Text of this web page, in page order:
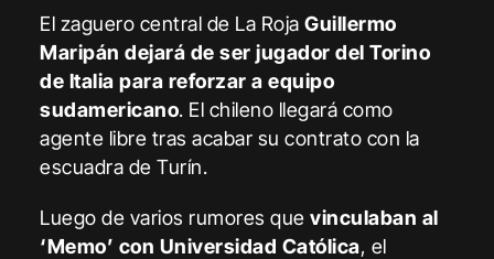
El zaguero central de La RojaGuillermo
Maripán dejará de ser jugador del Torino
de Italia para reforzar a equipo
sudamericano. El chileno llegará como
agente libre tras acabar su contrato con la
escuadra de Turín.
Luego de varios rumores quevinculaban al
‘Memo’ con Universidad Católica, el